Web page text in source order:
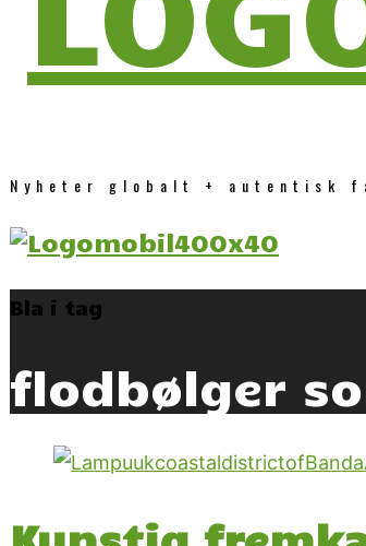
Nyheter globalt + autentisk
Bla i tag
flodbølger